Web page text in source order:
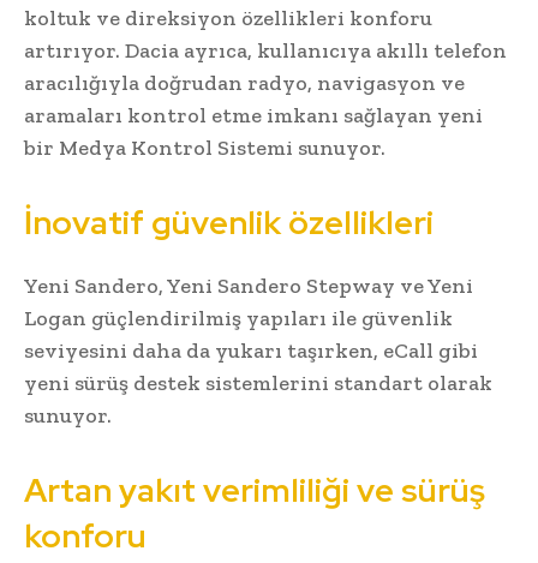
koltuk ve direksiyon özellikleri konforu
artırıyor. Dacia ayrıca, kullanıcıya akıllı telefon
aracılığıyla doğrudan radyo, navigasyon ve
aramaları kontrol etme imkanı sağlayan yeni
bir Medya Kontrol Sistemi sunuyor.
İnovatif güvenlik özellikleri
Yeni Sandero, Yeni Sandero Stepway ve Yeni
Logan güçlendirilmiş yapıları ile güvenlik
seviyesini daha da yukarı taşırken, eCall gibi
yeni sürüş destek sistemlerini standart olarak
sunuyor.
Artan yakıt verimliliği ve sürüş
konforu